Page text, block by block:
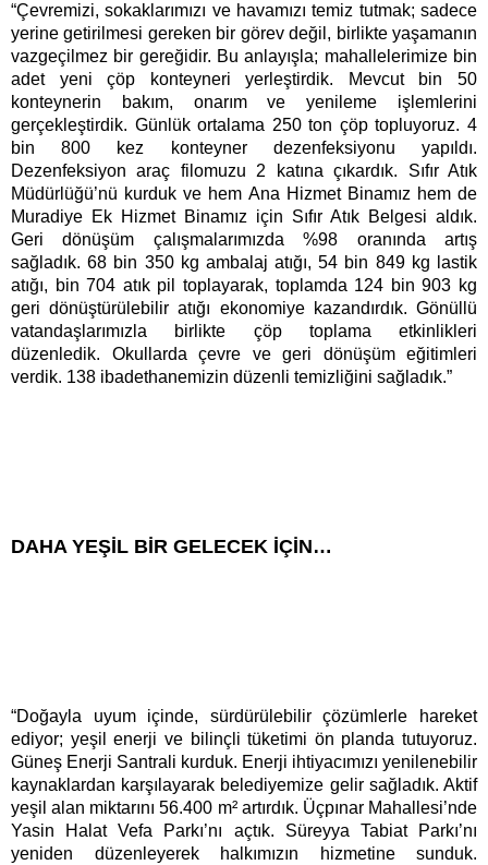
“Çevremizi, sokaklarımızı ve havamızı temiz tutmak; sadece
yerine getirilmesi gereken bir görev değil, birlikte yaşamanın
vazgeçilmez bir gereğidir. Bu anlayışla; mahallelerimize bin
adet yeni çöp konteyneri yerleştirdik. Mevcut bin 50
konteynerin bakım, onarım ve yenileme işlemlerini
gerçekleştirdik. Günlük ortalama 250 ton çöp topluyoruz. 4
bin 800 kez konteyner dezenfeksiyonu yapıldı.
Dezenfeksiyon araç filomuzu 2 katına çıkardık. Sıfır Atık
Müdürlüğü’nü kurduk ve hem Ana Hizmet Binamız hem de
Muradiye Ek Hizmet Binamız için Sıfır Atık Belgesi aldık.
Geri dönüşüm çalışmalarımızda %98 oranında artış
sağladık. 68 bin 350 kg ambalaj atığı, 54 bin 849 kg lastik
atığı, bin 704 atık pil toplayarak, toplamda 124 bin 903 kg
geri dönüştürülebilir atığı ekonomiye kazandırdık. Gönüllü
vatandaşlarımızla birlikte çöp toplama etkinlikleri
düzenledik. Okullarda çevre ve geri dönüşüm eğitimleri
verdik. 138 ibadethanemizin düzenli temizliğini sağladık.”
DAHA YEŞİL BİR GELECEK İÇİN…
“Doğayla uyum içinde, sürdürülebilir çözümlerle hareket
ediyor; yeşil enerji ve bilinçli tüketimi ön planda tutuyoruz.
Güneş Enerji Santrali kurduk. Enerji ihtiyacımızı yenilenebilir
kaynaklardan karşılayarak belediyemize gelir sağladık. Aktif
yeşil alan miktarını 56.400 m² artırdık. Üçpınar Mahallesi’nde
Yasin Halat Vefa Parkı’nı açtık. Süreyya Tabiat Parkı’nı
yeniden düzenleyerek halkımızın hizmetine sunduk.